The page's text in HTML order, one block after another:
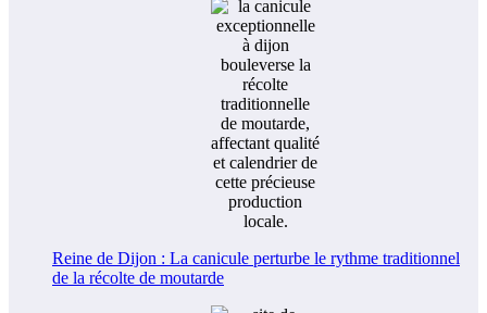
Reine de Dijon : La canicule perturbe le rythme traditionnel
de la récolte de moutarde